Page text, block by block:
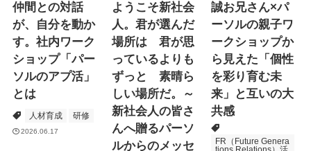
仲間との対話
が、自分を動か
す。社内ワーク
ショップ「パー
ソルのアプ活」
とは
人材育成 研修
2026.06.17
ようこそ新社会
人。君が選んだ
場所は 君が思
っているよりも
ずっと 素晴ら
しい場所だ。～
新社会人の皆さ
んへ贈るパーソ
ルからのメッセ
誠お兄さん×パ
ーソルの親子ワ
ークショップか
ら見えた「個性
を彩り育む未
来」と互いの大
共感
FR（Future Genera